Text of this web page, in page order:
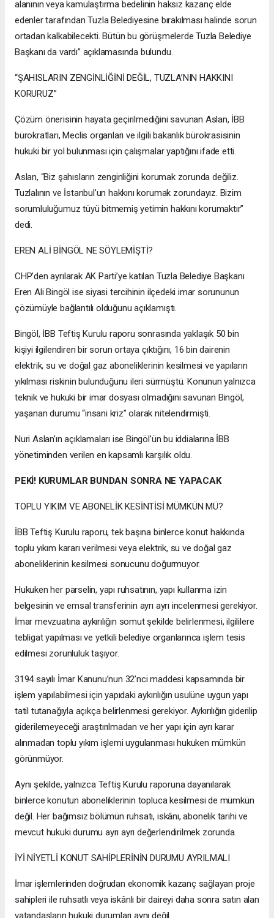
alanının veya kamulaştırma bedelinin haksız kazanç elde
edenler tarafından Tuzla Belediyesine bırakılması halinde sorun
ortadan kalkabilecekti. Bütün bu görüşmelerde Tuzla Belediye
Başkanı da vardı” açıklamasında bulundu.
“ŞAHISLARIN ZENGİNLİĞİNİ DEĞİL, TUZLA’NIN HAKKINI
KORURUZ”
Çözüm önerisinin hayata geçirilmediğini savunan Aslan, İBB
bürokratları, Meclis organları ve ilgili bakanlık bürokrasisinin
hukuki bir yol bulunması için çalışmalar yaptığını ifade etti.
Aslan, “Biz şahısların zenginliğini korumak zorunda değiliz.
Tuzlalının ve İstanbul’un hakkını korumak zorundayız. Bizim
sorumluluğumuz tüyü bitmemiş yetimin hakkını korumaktır”
dedi.
EREN ALİ BİNGÖL NE SÖYLEMİŞTİ?
CHP’den ayrılarak AK Parti’ye katılan Tuzla Belediye Başkanı
Eren Ali Bingöl ise siyasi tercihinin ilçedeki imar sorununun
çözümüyle bağlantılı olduğunu açıklamıştı.
Bingöl, İBB Teftiş Kurulu raporu sonrasında yaklaşık 50 bin
kişiyi ilgilendiren bir sorun ortaya çıktığını, 16 bin dairenin
elektrik, su ve doğal gaz aboneliklerinin kesilmesi ve yapıların
yıkılması riskinin bulunduğunu ileri sürmüştü. Konunun yalnızca
teknik ve hukuki bir imar dosyası olmadığını savunan Bingöl,
yaşanan durumu “insani kriz” olarak nitelendirmişti.
Nuri Aslan’ın açıklamaları ise Bingöl’ün bu iddialarına İBB
yönetiminden verilen en kapsamlı karşılık oldu.
PEKİ! KURUMLAR BUNDAN SONRA NE YAPACAK
TOPLU YIKIM VE ABONELİK KESİNTİSİ MÜMKÜN MÜ?
İBB Teftiş Kurulu raporu, tek başına binlerce konut hakkında
toplu yıkım kararı verilmesi veya elektrik, su ve doğal gaz
aboneliklerinin kesilmesi sonucunu doğurmuyor.
Hukuken her parselin, yapı ruhsatının, yapı kullanma izin
belgesinin ve emsal transferinin ayrı ayrı incelenmesi gerekiyor.
İmar mevzuatına aykırılığın somut şekilde belirlenmesi, ilgililere
tebligat yapılması ve yetkili belediye organlarınca işlem tesis
edilmesi zorunluluk taşıyor.
3194 sayılı İmar Kanunu’nun 32’nci maddesi kapsamında bir
işlem yapılabilmesi için yapıdaki aykırılığın usulüne uygun yapı
tatil tutanağıyla açıkça belirlenmesi gerekiyor. Aykırılığın giderilip
giderilemeyeceği araştırılmadan ve her yapı için ayrı karar
alınmadan toplu yıkım işlemi uygulanması hukuken mümkün
görünmüyor.
Aynı şekilde, yalnızca Teftiş Kurulu raporuna dayanılarak
binlerce konutun aboneliklerinin topluca kesilmesi de mümkün
değil. Her bağımsız bölümün ruhsatı, iskânı, abonelik tarihi ve
mevcut hukuki durumu ayrı ayrı değerlendirilmek zorunda.
İYİ NİYETLİ KONUT SAHİPLERİNİN DURUMU AYRILMALI
İmar işlemlerinden doğrudan ekonomik kazanç sağlayan proje
sahipleri ile ruhsatlı veya iskânlı bir daireyi daha sonra satın alan
vatandaşların hukuki durumları aynı değil.